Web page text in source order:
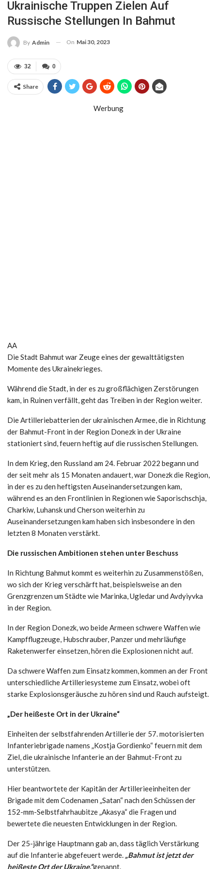
Ukrainische Truppen Zielen Auf
Russische Stellungen In Bahmut
By Admin On Mai 30, 2023
0
32
Share
Werbung
AA
Die Stadt Bahmut war Zeuge eines der gewalttätigsten
Momente des Ukrainekrieges.
Während die Stadt, in der es zu großflächigen Zerstörungen
kam, in Ruinen verfällt, geht das Treiben in der Region weiter.
Die Artilleriebatterien der ukrainischen Armee, die in Richtung
der Bahmut-Front in der Region Donezk in der Ukraine
stationiert sind, feuern heftig auf die russischen Stellungen.
In dem Krieg, den Russland am 24. Februar 2022 begann und
der seit mehr als 15 Monaten andauert, war Donezk die Region,
in der es zu den heftigsten Auseinandersetzungen kam,
während es an den Frontlinien in Regionen wie Saporischschja,
Charkiw, Luhansk und Cherson weiterhin zu
Auseinandersetzungen kam haben sich insbesondere in den
letzten 8 Monaten verstärkt.
Die russischen Ambitionen stehen unter Beschuss
In Richtung Bahmut kommt es weiterhin zu Zusammenstößen,
wo sich der Krieg verschärft hat, beispielsweise an den
Grenzgrenzen um Städte wie Marinka, Ugledar und Avdyiyvka
in der Region.
In der Region Donezk, wo beide Armeen schwere Waffen wie
Kampfflugzeuge, Hubschrauber, Panzer und mehrläufige
Raketenwerfer einsetzen, hören die Explosionen nicht auf.
Da schwere Waffen zum Einsatz kommen, kommen an der Front
unterschiedliche Artilleriesysteme zum Einsatz, wobei oft
starke Explosionsgeräusche zu hören sind und Rauch aufsteigt.
„Der heißeste Ort in der Ukraine“
Einheiten der selbstfahrenden Artillerie der 57. motorisierten
Infanteriebrigade namens „Kostja Gordienko“ feuern mit dem
Ziel, die ukrainische Infanterie an der Bahmut-Front zu
unterstützen.
Hier beantwortete der Kapitän der Artillerieeinheiten der
Brigade mit dem Codenamen „Satan“ nach den Schüssen der
152-mm-Selbstfahrhaubitze „Akasya“ die Fragen und
bewertete die neuesten Entwicklungen in der Region.
Der 25-jährige Hauptmann gab an, dass täglich Verstärkung
auf die Infanterie abgefeuert werde. „Bahmut ist jetzt der
heißeste Ort der Ukraine.“genannt.